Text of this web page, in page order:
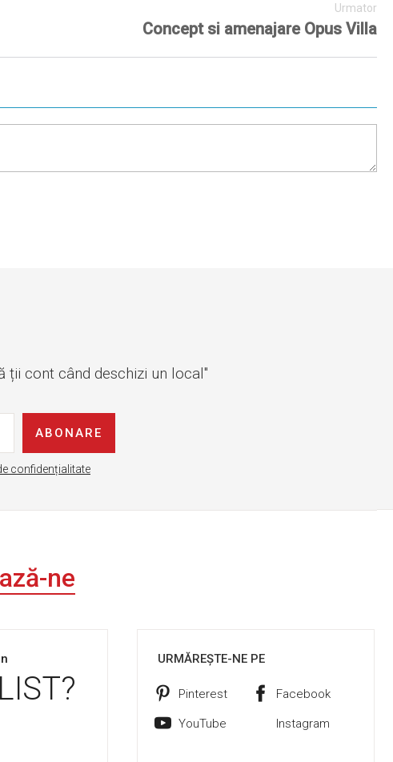
Urmator
Concept si amenajare Opus Villa
cont când deschizi un local"
ABONARE
confidențialitate
ne
URMĂREȘTE-NE PE
Pinterest Facebook
YouTube Instagram